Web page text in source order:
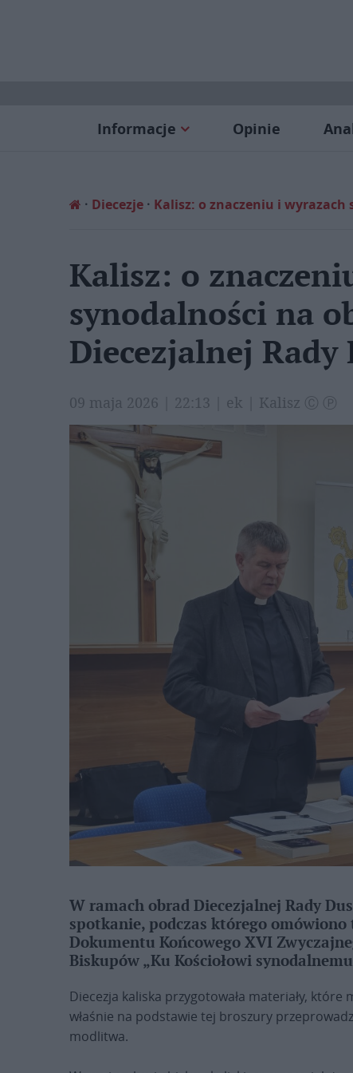
Informacje Opinie
Diecezje Kalisz: o znaczeniu i
Kalisz: o
synodalności na
Diecezjalnej Rady
09 maja 2026 | 22:13 | ek | Kalisz Ⓒ Ⓟ
W ramach obrad Diecezjalnej Rady
spotkanie, podczas którego
Dokumentu Końcowego XVI
Biskupów „Ku Kościołowi
Diecezja kaliska przygotowała materiały,
właśnie na podstawie tej broszury
modlitwa.